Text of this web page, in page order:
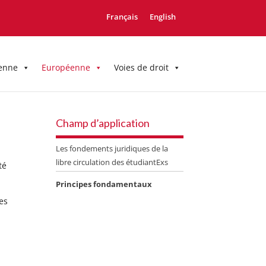
Français English
Européenne Voies de droit
Champ d’application
Les fondements juridiques de la
libre circulation des étudiantExs
Principes fondamentaux